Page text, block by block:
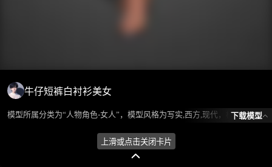
牛仔短裤白衬衫美女
模型所属分类为“人物角色-女人”，模型风格为写实,西方,现代，模型ID为101537，本模型由设计师 ℒℴѵℯ蓝色的梦এ⁵²º᭄এ 在2024-08-26 09:53:40上传，含.fbx，.gltf相关源文件下载格式，点数为21414，面数为35258，材质数为3，贴图数为1，CG美术之家持续为您更新与数字孪生、影视动画和游戏VR等相关优质资源。
下载模型
上滑或点击关闭卡片